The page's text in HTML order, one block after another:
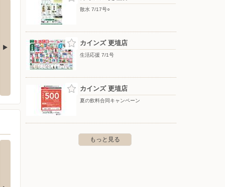
店
荷山治田町1332
バースデイ/稲田店
散水 7/17号○
カインズ 更埴店
生活応援 7/1号
カインズ 更埴店
夏の飲料合同キャンペーン
もっと見る